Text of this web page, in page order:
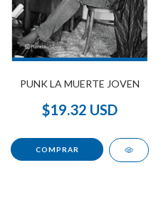
PUNK LA MUERTE JOVEN
$19.32 USD